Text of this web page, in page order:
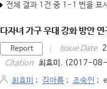
전체 결과 1건 중 1-1 번을 표
다자녀 가구 우대 강화 방안
Report Issue Date
Citation 최효미. (2017-08-
최효미 ; 김아름 ; 조숙인 ;